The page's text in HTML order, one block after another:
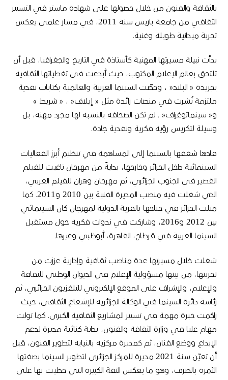
بالثقافة والفنون من خلال حصولها على شهادة ماستر في التسيير
الثقافي من جامعة باريس سنة
، في مسار علمي يعكس
تجربة ميدانية طويلة وغنية.
بدأت نبيلة مسيرتها المهنية كأستاذة في التاريخ والجغرافيا، قبل أن
تلتحق بعالم الإعلام المكتوب، حيث أبدعت في تغطياتها الثقافية
بجريدة « البلاد« ، وخصّت السينما العربية والعالمية بكتابات نقدية
ملتزمة نُشرت في منصات رائدة مثل «إيلاف« ، « شريط »
و« سينماتوغراف« . لم تكن الصحافة بالنسبة لها مجرد مهنة، بل
وسيلة لتكريس رؤية فكرية ونقدية جادة.
قادها شغفها بالسينما إلى المساهمة في تنظيم أبرز الفعاليات
السينمائية داخل الجزائر وخارجها، بدايةً من مهرجان تاغيت للفيلم
القصير في الجنوب الجزائري، ثم مهرجان وهران للفيلم العربي،
الذي شغلت فيه منصب المديرة الفنية بين
و2011. كما
مثلت الجزائر في جناحها بالقرية الدولية لمهرجان كان السينمائي
بين
و2016، وشاركت في ندوات فكرية حول مستقبل
السينما العربية في قرطاج، القاهرة، أبوظبي وغيرها.
شغلت خلال مسيرتها عدة مناصب ثقافية وإدارية عززت من
تجربتها، من بينها مسؤولية الإعلام في الديوان الوطني للثقافة
والإعلام، والإشراف على الموقع الإلكتروني للتلفزيون الجزائري، ثم
رئاسة دائرة السينما في الوكالة الجزائرية للإشعاع الثقافي، حيث
راكمت خبرة مهمة في تسيير المشاريع الثقافية الكبرى. كما تولت
مهام عليا في وزارة الثقافة والفنون، بداية كنائبة مديرة لدعم
الإبداع ووضع الفنان، ثم كمديرة مركزية بالنيابة لتطوير الفنون، قبل
أن تعيّن سنة
مديرة للمركز الجزائري لتطوير السينما بصفتها
الآمرة بالصرف، وهو ما يعكس الثقة الكبيرة التي حظيت بها على